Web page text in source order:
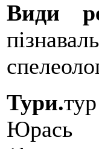
Види
Тури.
Юрась